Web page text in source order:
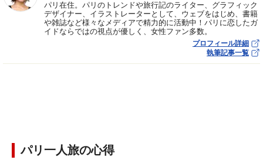
パリ在住。パリのトレンドや旅行記のライター、グラフィック
デザイナー、イラストレーターとして、ウェブをはじめ、書籍
や雑誌など様々なメディアで精力的に活動中！パリに恋したガ
イドならではの視点が優しく、女性ファン多数。
プロフィール詳細
執筆記事一覧
パリ一人旅の心得